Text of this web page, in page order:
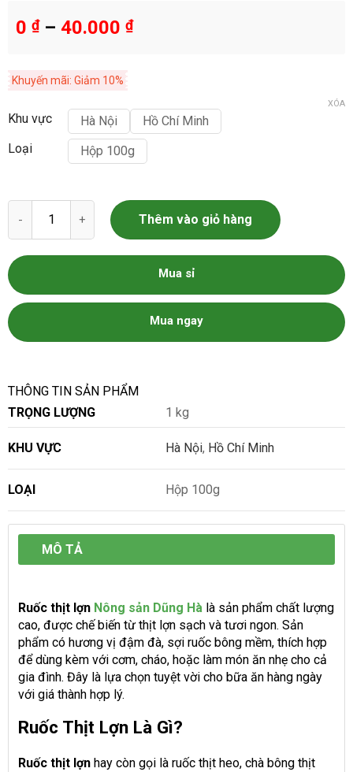
0 ₫– 40.000 ₫
Khuyến mãi: Giảm 10%
Khu vực Hà Nội
Hồ Chí Minh
Loại
Hộp 100g
XÓA
Ruốc Thịt Lợn - Ruốc Thịt Heo số lượng
Thêm vào giỏ hàng
Mua sỉ
Mua ngay
THÔNG TIN SẢN PHẨM
TRỌNG LƯỢNG
1 kg
KHU VỰC Hà Nội, Hồ Chí Minh
LOẠI Hộp 100g
MÔ TẢ
Ruốc thịt lợn Nông sản Dũng Hà là sản phẩm chất lượng
cao, được chế biến từ thịt lợn sạch và tươi ngon. Sản
phẩm có hương vị đậm đà, sợi ruốc bông mềm, thích hợp
để dùng kèm với cơm, cháo, hoặc làm món ăn nhẹ cho cả
gia đình. Đây là lựa chọn tuyệt vời cho bữa ăn hàng ngày
với giá thành hợp lý.
Ruốc Thịt Lợn Là Gì?
Ruốc thịt lợn hay còn gọi là ruốc thịt heo, chà bông thịt